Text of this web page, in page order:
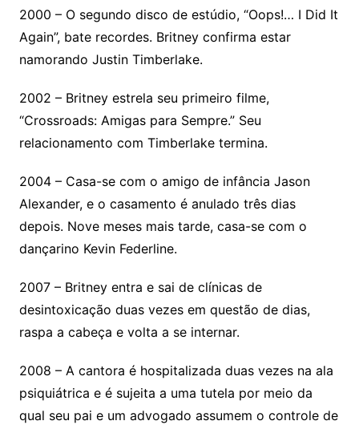
2000 – O segundo disco de estúdio, “Oops!… I Did It
Again”, bate recordes. Britney confirma estar
namorando Justin Timberlake.
2002 – Britney estrela seu primeiro filme,
“Crossroads: Amigas para Sempre.” Seu
relacionamento com Timberlake termina.
2004 – Casa-se com o amigo de infância Jason
Alexander, e o casamento é anulado três dias
depois. Nove meses mais tarde, casa-se com o
dançarino Kevin Federline.
2007 – Britney entra e sai de clínicas de
desintoxicação duas vezes em questão de dias,
raspa a cabeça e volta a se internar.
2008 – A cantora é hospitalizada duas vezes na ala
psiquiátrica e é sujeita a uma tutela por meio da
qual seu pai e um advogado assumem o controle de